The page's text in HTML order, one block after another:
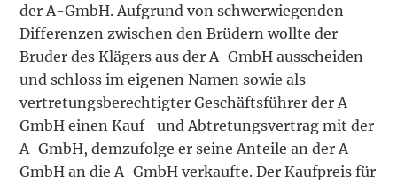
der A-GmbH. Aufgrund von schwerwiegenden
Differenzen zwischen den Brüdern wollte der
Bruder des Klägers aus der A-GmbH ausscheiden
und schloss im eigenen Namen sowie als
vertretungsberechtigter Geschäftsführer der A-
GmbH einen Kauf- und Abtretungsvertrag mit der
A-GmbH, demzufolge er seine Anteile an der A-
GmbH an die A-GmbH verkaufte. Der Kaufpreis für